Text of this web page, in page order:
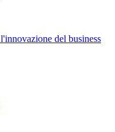
del business